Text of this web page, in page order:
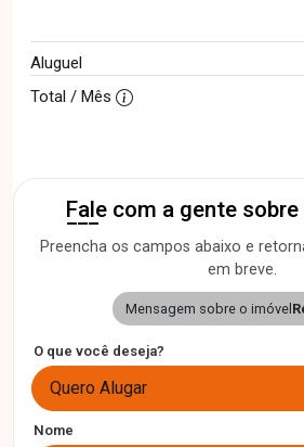
Aluguel
Total / Mês
Fale com a gente
Preencha os campos abaixo e
em breve.
Mensagem sobre o imóvel
O que você deseja?
Quero Alugar
Nome